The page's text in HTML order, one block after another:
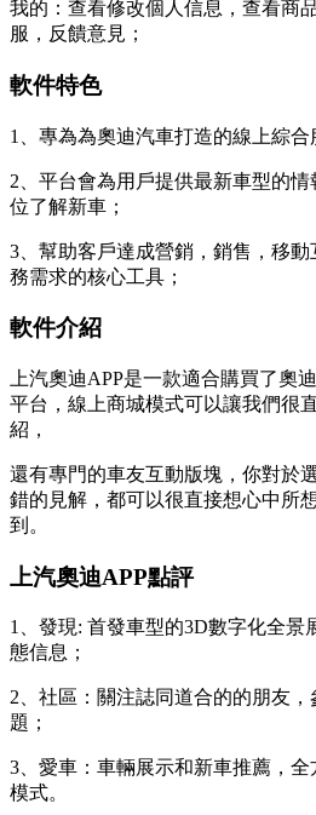
我的：查看修改個人信息，查看商
服，反饋意見；
軟件特色
1、專為為奧迪汽車打造的線上綜合
2、平台會為用戶提供最新車型的
位了解新車；
3、幫助客戶達成營銷，銷售，移
務需求的核心工具；
軟件介紹
上汽奧迪APP是一款適合購買了奧
平台，線上商城模式可以讓我們很
紹，
還有專門的車友互動版塊，你對於
錯的見解，都可以很直接想心中所
到。
上汽奧迪APP點評
1、發現: 首發車型的3D數字化全景
態信息；
2、社區：關注誌同道合的的朋友
題；
3、愛車：車輛展示和新車推薦，
模式。